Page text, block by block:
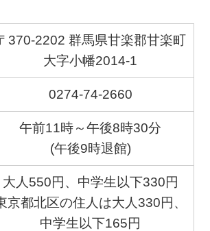
370-2202 群馬県甘楽郡甘楽町
大字小幡2014-1
0274-74-2660
午前11時～午後8時30分
(午後9時退館)
大人550円、中学生以下330円
京都北区の住人は大人330円、
中学生以下165円